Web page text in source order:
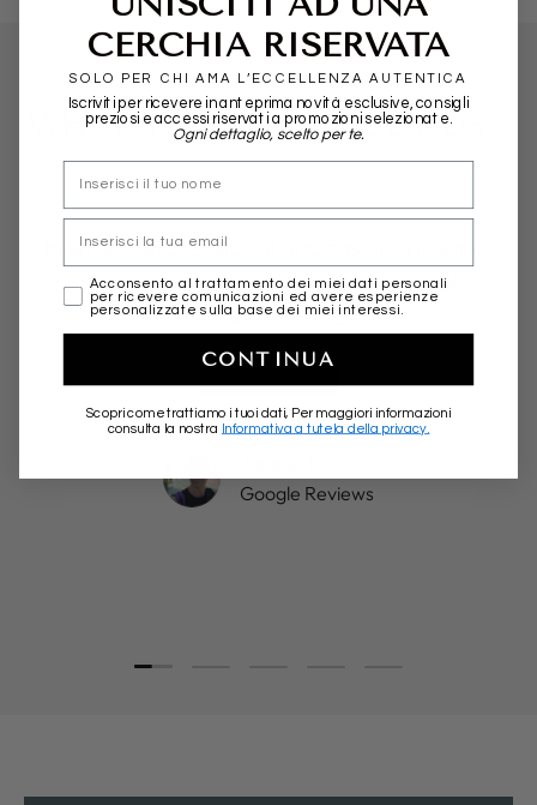
WHAT THEY SAY ABOUT US...
Friendly, professional and fast in shipping.
More than positive experience. Highly
recommended!
★★★★★
Google Reviews
CERCHIA RISERVATA
SOLO PER CHI AMA L’ECCELLENZA AUTENTICA
Iscriviti per ricevere in anteprima novità esclusive, consigli
preziosi e accessi riservati a promozioni selezionate.
Ogni dettaglio, scelto per te.
nome
Email
marketing
Acconsento al trattamento dei miei dati personali
per ricevere comunicazioni ed avere esperienze
personalizzate sulla base dei miei interessi.
CONTINUA
Scopri come trattiamo i tuoi dati, Per maggiori informazioni
consulta la nostra Informativa a tutela della privacy.